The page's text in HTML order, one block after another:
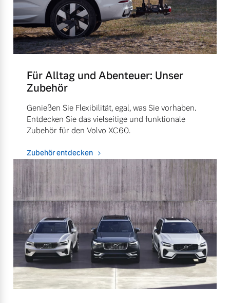
Für Alltag und Abenteuer: Unser
Zubehör
Genießen Sie Flexibilität, egal, was Sie vorhaben.
Entdecken Sie das vielseitige und funktionale
Zubehör für den Volvo XC60.
Zubehör entdecken